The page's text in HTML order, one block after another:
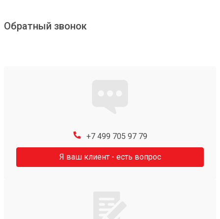
Обратный звонок
+7 499 705 97 79
Я ваш клиент - есть вопрос